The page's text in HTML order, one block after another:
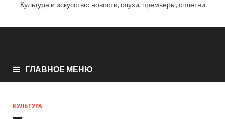
Культура и искусство: новости, слухи, премьеры, сплетни.
ГЛАВНОЕ МЕНЮ
КУЛЬТУРА